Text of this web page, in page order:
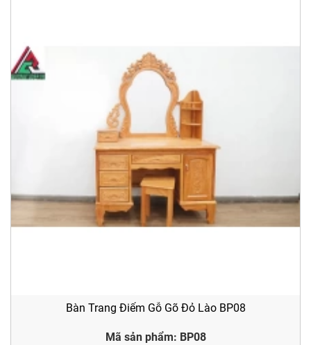
Bàn Trang Điểm Gỗ Gõ Đỏ Lào BP08
Mã sản phẩm: BP08